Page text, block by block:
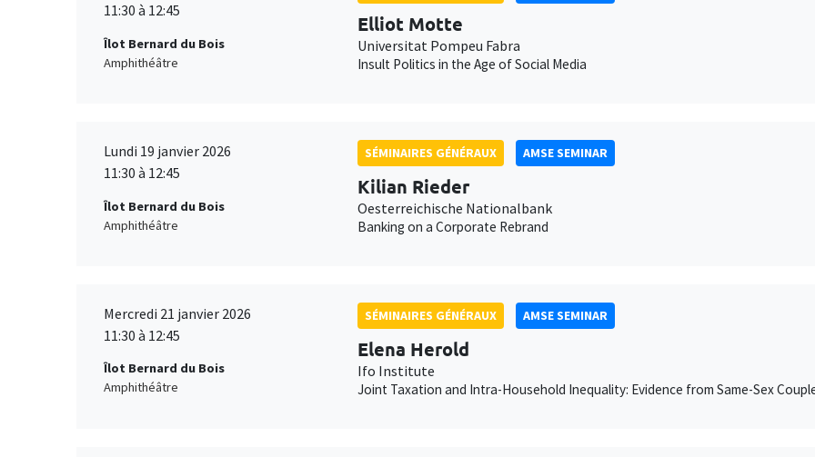
11:30 à 12:45
Îlot Bernard du Bois
Amphithéâtre
Elliot Motte
Universitat Pompeu Fabra
Insult Politics in the Age of Social Media
Lundi 19 janvier 2026
11:30 à 12:45
Îlot Bernard du Bois
Amphithéâtre
SÉMINAIRES GÉNÉRAUX AMSE SEMINAR
Kilian Rieder
Oesterreichische Nationalbank
Banking on a Corporate Rebrand
Mercredi 21 janvier 2026
11:30 à 12:45
Îlot Bernard du Bois
Amphithéâtre
SÉMINAIRES GÉNÉRAUX AMSE SEMINAR
Elena Herold
Ifo Institute
Joint Taxation and Intra-Household Inequality: Evidence from Same-Sex